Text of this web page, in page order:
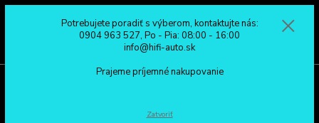
0904 963 527
Po - Pia: 08:00 - 16:00
Potrebujete poradiť s výberom, kontaktujte nás:
0904 963 527, Po - Pia: 08:00 - 16:00
info@hifi-auto.sk
Prajeme príjemné nakupovanie
Zatvoriť